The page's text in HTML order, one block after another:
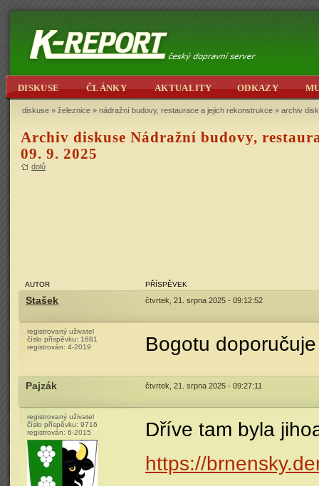
DISKUSE ČLÁNKY AKTUALITY ODKAZY
diskuse » železnice » nádražní budovy, restaurace a jejich rekonstrukce » archiv
Archiv diskuse Nádražní budovy,
09. 9. 2025
dolů
AUTOR PŘÍSPĚVEK
Stašek čtvrtek, 21. srpna 2025 - 09:12:52
registrovaný uživatel
číslo příspěvku: 1681
registrován: 4-2019 Bogotu
Pajzák čtvrtek, 21. srpna 2025 - 09:27:11
registrovaný uživatel
číslo příspěvku: 9716
registrován: 6-2015
Dříve tam byla
https://